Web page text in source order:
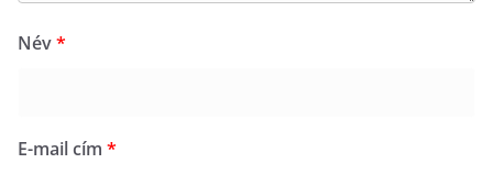
Név*
E-mail cím *